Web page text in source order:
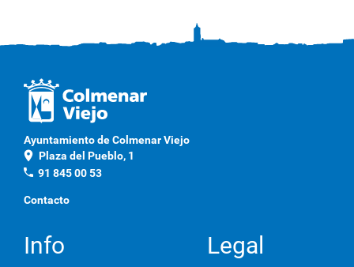
Ayuntamiento de Colmenar Viejo
location_on Plaza del Pueblo, 1
phone 91 845 00 53
Contacto
Info Legal